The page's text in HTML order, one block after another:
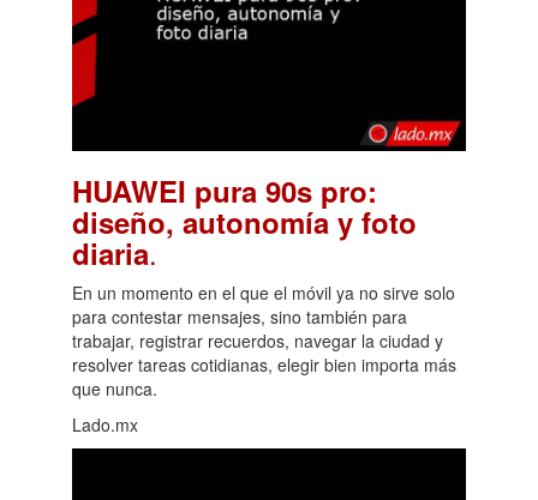
HUAWEI pura 90s pro:
diseño, autonomía y foto
diaria.
En un momento en el que el móvil ya no sirve solo
para contestar mensajes, sino también para
trabajar, registrar recuerdos, navegar la ciudad y
resolver tareas cotidianas, elegir bien importa más
que nunca.
Lado.mx